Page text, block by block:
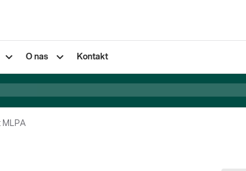
O nas Kontakt
MLPA